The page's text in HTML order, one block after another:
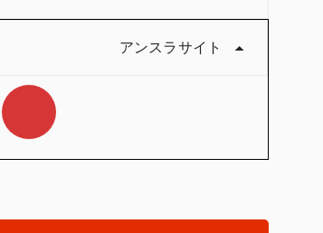
アンスラサイト